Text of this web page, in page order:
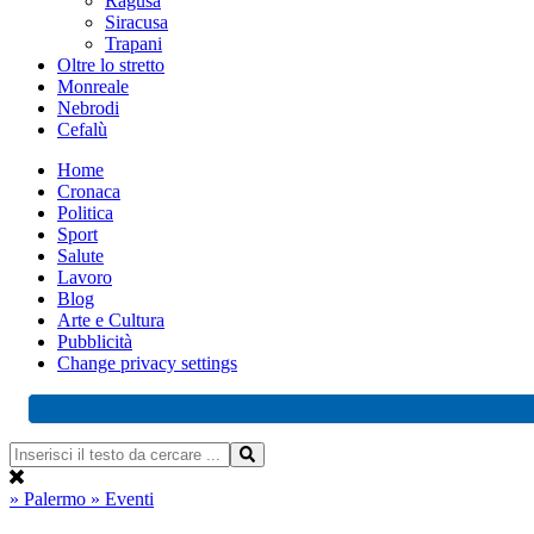
Siracusa
Trapani
Oltre lo stretto
Monreale
Nebrodi
Cefalù
Home
Cronaca
Politica
Sport
Salute
Lavoro
Blog
Arte e Cultura
Pubblicità
Change privacy settings
» Palermo » Eventi